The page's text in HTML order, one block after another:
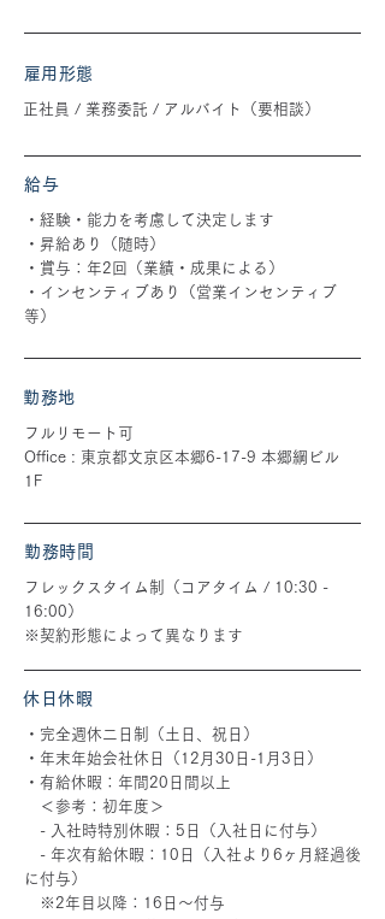
​雇用形態
正社員 / 業務委託 / アルバイト（要相談）
給与
・経験・能力を考慮して決定します
・昇給あり（随時）
・賞与：年2回（業績・成果による）
・インセンティブあり（営業インセンティブ
等）
勤務地
フルリモート可
Office : 東京都文京区本郷6-17-9 本郷綱ビル
1F
勤務時間
フレックスタイム制（コアタイム / 10:30 -
16:00）
※契約形態によって異なります
休日休暇
・完全週休二日制（土日、祝日）
・年末年始会社休日（12月30日-1月3日）
・有給休暇：年間20日間以上
＜参考：初年度＞
- 入社時特別休暇：5日（入社日に付与）
- 年次有給休暇：10日（入社より6ヶ月経過後
に付与）
※2年目以降：16日〜付与